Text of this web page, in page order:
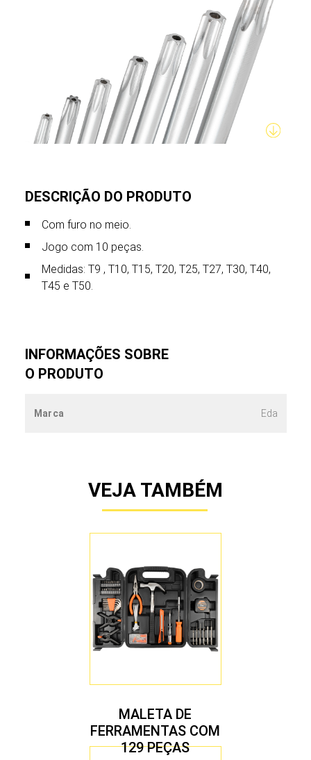
DESCRIÇÃO DO PRODUTO
Com furo no meio.
Jogo com 10 peças.
Medidas: T9 , T10, T15, T20, T25, T27, T30, T40,
T45 e T50.
INFORMAÇÕES SOBRE
O PRODUTO
Marca Eda
VEJA TAMBÉM
MALETA DE
FERRAMENTAS COM
129 PEÇAS